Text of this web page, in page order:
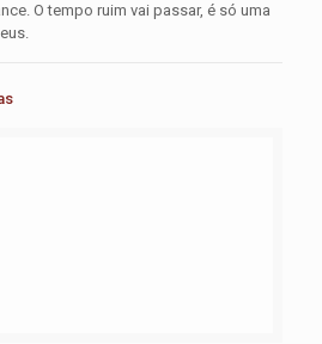
O tempo ruim vai passar, é só uma